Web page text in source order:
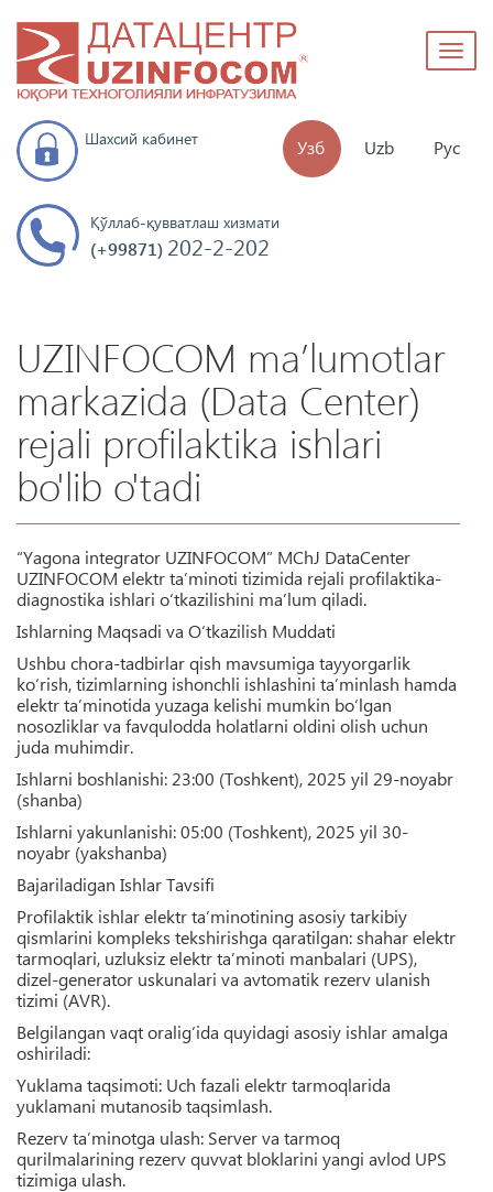
Узб Uzb Рус
Шахсий кабинет
Қўллаб-қувватлаш хизмати
(+99871) 202-2-202
UZINFOCOM maʼlumotlar
markazida (Data Center)
rejali profilaktika ishlari
bo'lib o'tadi
“Yagona integrator UZINFOCOM” MChJ DataCenter
UZINFOCOM elektr ta’minoti tizimida rejali profilaktika-
diagnostika ishlari o‘tkazilishini ma’lum qiladi.
Ishlarning Maqsadi va O‘tkazilish Muddati
Ushbu chora-tadbirlar qish mavsumiga tayyorgarlik
ko‘rish, tizimlarning ishonchli ishlashini ta’minlash hamda
elektr ta’minotida yuzaga kelishi mumkin bo‘lgan
nosozliklar va favqulodda holatlarni oldini olish uchun
juda muhimdir.
Ishlarni boshlanishi: 23:00 (Toshkent), 2025 yil 29-noyabr
(shanba)
Ishlarni yakunlanishi:05:00 (Toshkent), 2025 yil 30-
noyabr (yakshanba)
Bajariladigan Ishlar Tavsifi
Profilaktik ishlar elektr ta’minotining asosiy tarkibiy
qismlarini kompleks tekshirishga qaratilgan: shahar elektr
tarmoqlari, uzluksiz elektr ta’minoti manbalari (UPS),
dizel-generator uskunalari va avtomatik rezerv ulanish
tizimi (AVR).
Belgilangan vaqt oralig‘ida quyidagi asosiy ishlar amalga
oshiriladi:
Yuklama taqsimoti: Uch fazali elektr tarmoqlarida
yuklamani mutanosib taqsimlash.
Rezerv ta’minotga ulash: Server va tarmoq
qurilmalarining rezerv quvvat bloklarini yangi avlod UPS
tizimiga ulash.